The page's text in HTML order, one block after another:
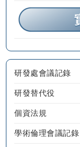
研發處會議記錄
研發替代役
個資法規
學術倫理會議記錄